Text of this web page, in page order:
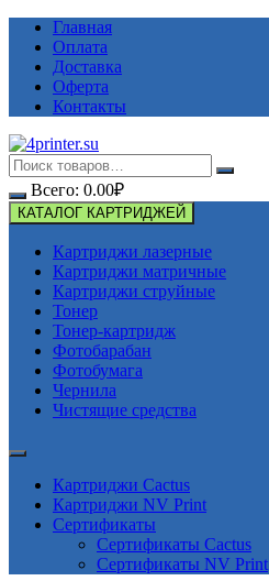
Перейти
содержимому
Главная
Оплата
Доставка
Оферта
Контакты
Всего: 0.00₽
КАТАЛОГ КАРТРИДЖЕЙ
Картриджи лазерные
Картриджи матричные
Картриджи струйные
Тонер
Тонер-картридж
Фотобарабан
Фотобумага
Чернила
Чистящие средства
Картриджи Cactus
Картриджи NV Print
Сертификаты
Сертификаты Cactus
Сертификаты NV Print